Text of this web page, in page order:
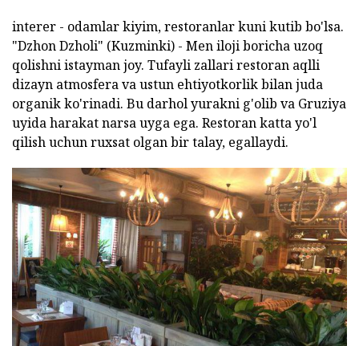
interer - odamlar kiyim, restoranlar kuni kutib bo'lsa.
"Dzhon Dzholi" (Kuzminki) - Men iloji boricha uzoq
qolishni istayman joy. Tufayli zallari restoran aqlli
dizayn atmosfera va ustun ehtiyotkorlik bilan juda
organik ko'rinadi. Bu darhol yurakni g'olib va Gruziya
uyida harakat narsa uyga ega. Restoran katta yo'l
qilish uchun ruxsat olgan bir talay, egallaydi.